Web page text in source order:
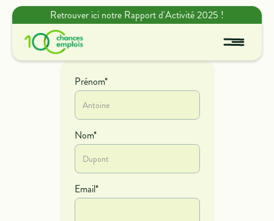
Retrouver ici notre Rapport d'Activité 2025 !
Prénom*
Nom*
Email*